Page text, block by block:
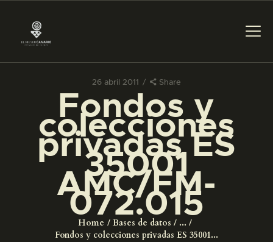
26 abril 2011 Share
Fondos y
colecciones
privadas ES
35001
AMC/FM-
072.015
Home Bases de datos
...
Fondos y colecciones privadas ES 35001...
PREPARAR LA VISITA
ACTIVIDADES
█
EL MUSEO